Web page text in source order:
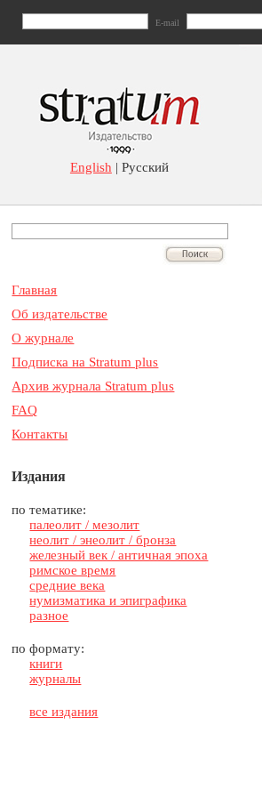
E-mail
English | Русский
Главная
Об издательстве
О журнале
Подписка на Stratum plus
Архив журнала Stratum plus
FAQ
Контакты
Издания
по тематике:
палеолит / мезолит
неолит / энеолит / бронза
железный век / античная эпоха
римское время
средние века
нумизматика и эпиграфика
разное
по формату:
книги
журналы
все издания